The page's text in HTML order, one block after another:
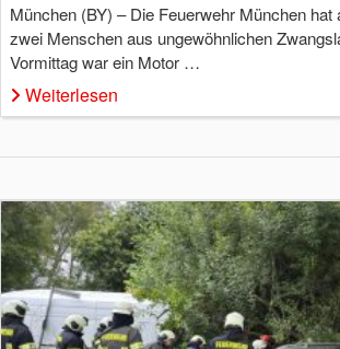
München (BY) – Die Feuerwehr München hat
zwei Menschen aus ungewöhnlichen
Vormittag war ein Motor …
Weiterlesen